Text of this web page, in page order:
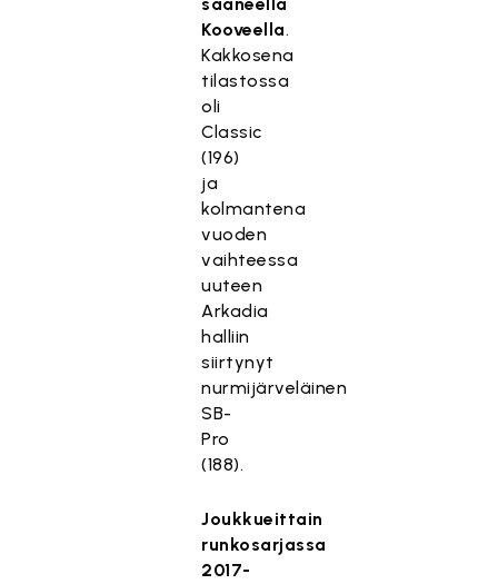
Kooveella.
Kakkosena
tilastossa
oli
Classic
(196)
ja
kolmantena
vuoden
vaihteessa
uuteen
Arkadia
halliin
siirtynyt
nurmijärveläinen
SB-
Pro
(188).
Joukkueittain
runkosarjassa
2017-